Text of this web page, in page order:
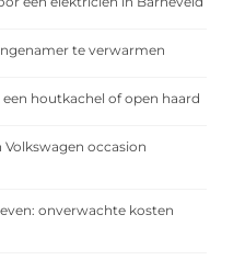
te verwarmen
houtkachel of open haard
occasion
onverwachte kosten